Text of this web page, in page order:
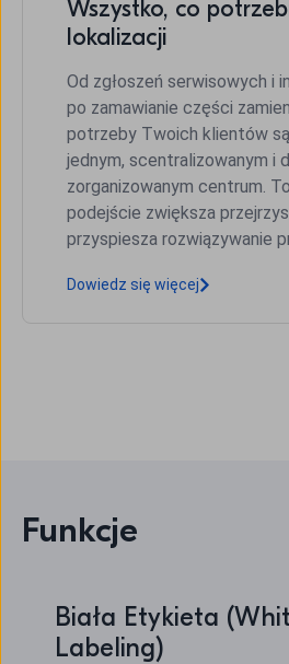
Wszystko, co
lokalizacji
Od zgłoszeń serwisowych i
po zamawianie części
potrzeby Twoich klientów
jednym, scentralizowanym i
zorganizowanym centrum.
podejście zwiększa
przyspiesza rozwiązywanie
Dowiedz się więcej
Funkcje
Biała Etykieta
Labeling)